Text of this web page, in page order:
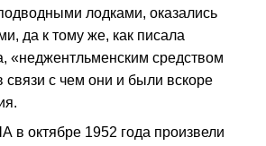
лодками, оказались
да к тому же, как писала
«неджентльменским средством
с чем они и были вскоре
в октябре 1952 года произвели